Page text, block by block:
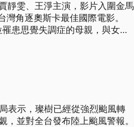
靜雯、王淨主演，影片入圍金馬
角逐奧斯卡最佳國際電影。
患思覺失調症的母親，與女兒
表示，璨樹已經從強烈颱風轉
並對全台發布陸上颱風警報。